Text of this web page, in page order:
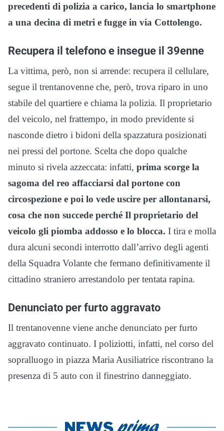
precedenti di polizia a carico, lancia lo smartphone
a una decina di metri e fugge in via Cottolengo.
Recupera il telefono e insegue il 39enne
La vittima, però, non si arrende: recupera il cellulare,
segue il trentanovenne che, però, trova riparo in uno
stabile del quartiere e chiama la polizia. Il proprietario
del veicolo, nel frattempo, in modo previdente si
nasconde dietro i bidoni della spazzatura posizionati
nei pressi del portone. Scelta che dopo qualche
minuto si rivela azzeccata: infatti, prima scorge la
sagoma del reo affacciarsi dal portone con
circospezione e poi lo vede uscire per allontanarsi,
cosa che non succede perché Il proprietario del
veicolo gli piomba addosso e lo blocca. I tira e molla
dura alcuni secondi interrotto dall’arrivo degli agenti
della Squadra Volante che fermano definitivamente il
cittadino straniero arrestandolo per tentata rapina.
Denunciato per furto aggravato
Il trentanovenne viene anche denunciato per furto
aggravato continuato. I poliziotti, infatti, nel corso del
sopralluogo in piazza Maria Ausiliatrice riscontrano la
presenza di 5 auto con il finestrino danneggiato.